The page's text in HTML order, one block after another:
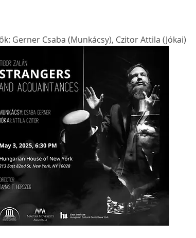
Gerner Csaba (Munkácsy), Czitor Attila (Jókai)